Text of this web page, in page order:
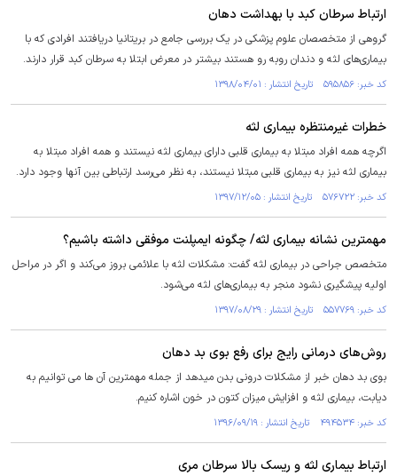
ارتباط سرطان کبد با بهداشت دهان
گروهی از متخصصان علوم پزشکی در یک بررسی جامع در بریتانیا دریافتند افرادی که با
بیماری‌های لثه و دندان روبه رو هستند بیشتر در معرض ابتلا به سرطان کبد قرار دارند.
کد خبر: ۵۹۵۸۵۶ تاریخ انتشار : ۱۳۹۸/۰۴/۰۱
خطرات غیرمنتظره بیماری لثه
اگرچه همه افراد مبتلا به بیماری قلبی دارای بیماری لثه نیستند و همه افراد مبتلا به
بیماری لثه نیز به بیماری قلبی مبتلا نیستند، به نظر می‌رسد ارتباطی بین آنها وجود دارد.
کد خبر: ۵۷۶۷۲۲ تاریخ انتشار : ۱۳۹۷/۱۲/۰۵
مهمترین نشانه بیماری لثه/ چگونه ایمپلنت موفقی داشته باشیم؟
متخصص جراحی در بیماری لثه گفت: مشکلات لثه با علائمی بروز می‌کند و اگر در مراحل
اولیه پیشگیری نشود منجر به بیماری‌های لثه می‌شود.
کد خبر: ۵۵۷۷۶۹ تاریخ انتشار : ۱۳۹۷/۰۸/۲۹
روش‌های درمانی رایج برای رفع بوی بد دهان
بوی بد دهان خبر از مشکلات درونی بدن میدهد از جمله مهمترین آن ها می توانیم به
دیابت، بیماری لثه و افزایش میزان کتون در خون اشاره کنیم.
کد خبر: ۴۹۴۵۳۴ تاریخ انتشار : ۱۳۹۶/۰۹/۱۹
ارتباط بیماری لثه و ریسک بالا سرطان مری